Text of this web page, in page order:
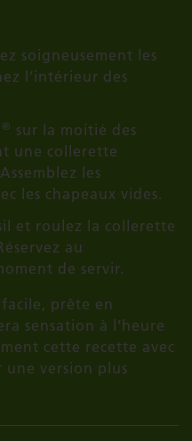
soigneusement les
l’intérieur des
® sur la moitié des
une collerette
les
les chapeaux vides.
et roulez la collerette
au
de servir.
prête en
sensation à l’heure
cette recette avec
une version plus